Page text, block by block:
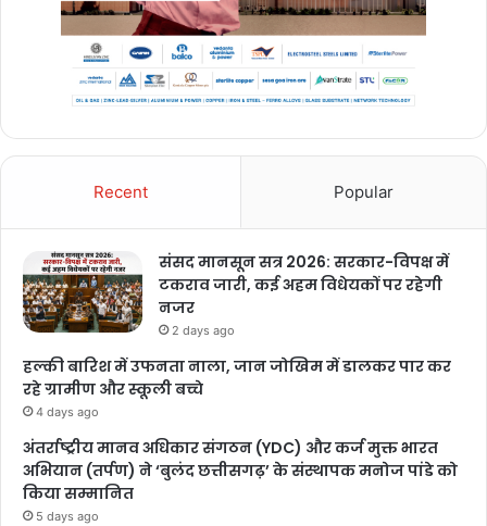
Recent Popular
संसद मानसून सत्र 2026: सरकार-विपक्ष में
टकराव जारी, कई अहम विधेयकों पर रहेगी
नजर
2 days ago
हल्की बारिश में उफनता नाला, जान जोखिम में डालकर पार कर
रहे ग्रामीण और स्कूली बच्चे
4 days ago
अंतर्राष्ट्रीय मानव अधिकार संगठन (YDC) और कर्ज मुक्त भारत
अभियान (तर्पण) ने ‘बुलंद छत्तीसगढ़’ के संस्थापक मनोज पांडे को
किया सम्मानित
5 days ago